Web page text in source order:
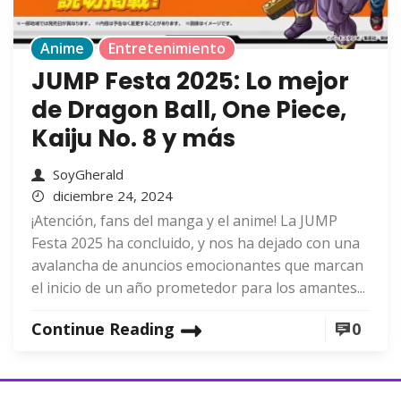
Anime Entretenimiento
JUMP Festa 2025: Lo mejor
de Dragon Ball, One Piece,
Kaiju No. 8 y más
SoyGherald
diciembre 24, 2024
¡Atención, fans del manga y el anime! La JUMP
Festa 2025 ha concluido, y nos ha dejado con una
avalancha de anuncios emocionantes que marcan
el inicio de un año prometedor para los amantes...
Continue Reading 0